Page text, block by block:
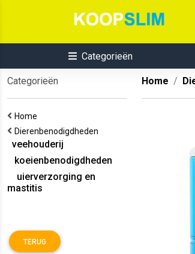
Categorieën
Categorieën
Home
Dierenbenodigdheden
veehouderij
koeienbenodigdheden
uierverzorging en
mastitis
TERUG
Home